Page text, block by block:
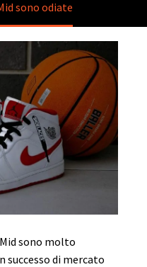
sono odiate
sono molto
successo di mercato